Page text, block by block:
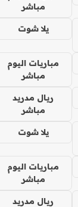
مباشر
يلا شوت
مباريات اليوم
مباشر
ريال مدريد
مباشر
يلا شوت
مباريات اليوم
مباشر
ريال مدريد